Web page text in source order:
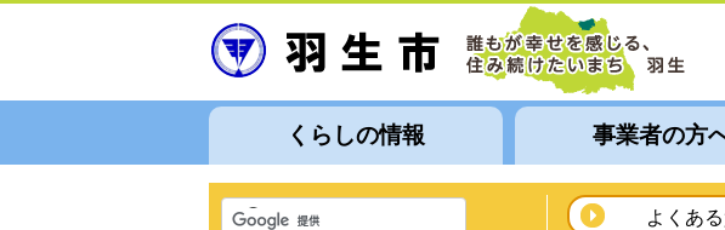
くらしの情報 事業者の方
よくあ